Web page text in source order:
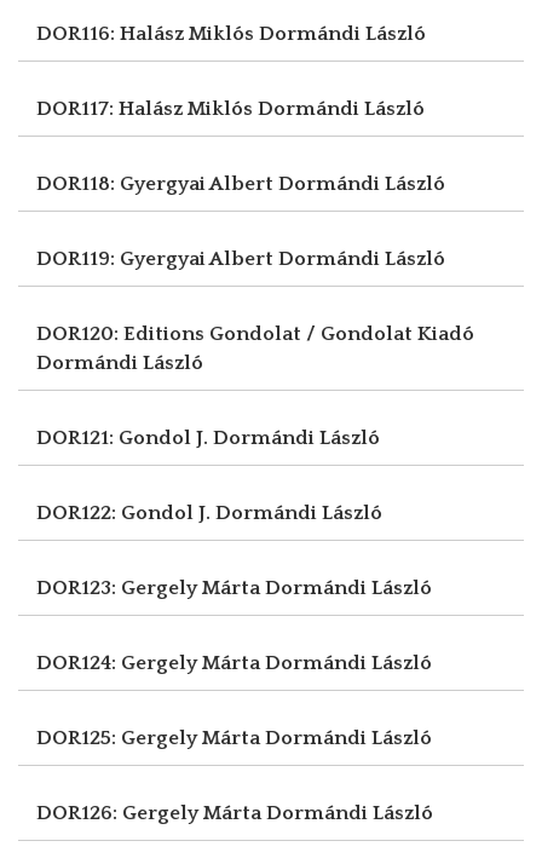
DOR116: Halász Miklós Dormándi László
DOR117: Halász Miklós Dormándi László
DOR118: Gyergyai Albert Dormándi László
DOR119: Gyergyai Albert Dormándi László
DOR120: Editions Gondolat / Gondolat Kiadó
Dormándi László
DOR121: Gondol J. Dormándi László
DOR122: Gondol J. Dormándi László
DOR123: Gergely MártaDormándi László
DOR124: Gergely MártaDormándi László
DOR125: Gergely MártaDormándi László
DOR126: Gergely MártaDormándi László